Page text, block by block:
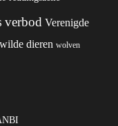
verbod Verenigde
wilde dieren wolven